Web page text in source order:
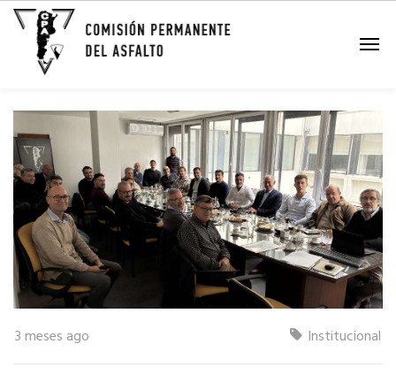
Asamblea General
3 meses ago Institucional